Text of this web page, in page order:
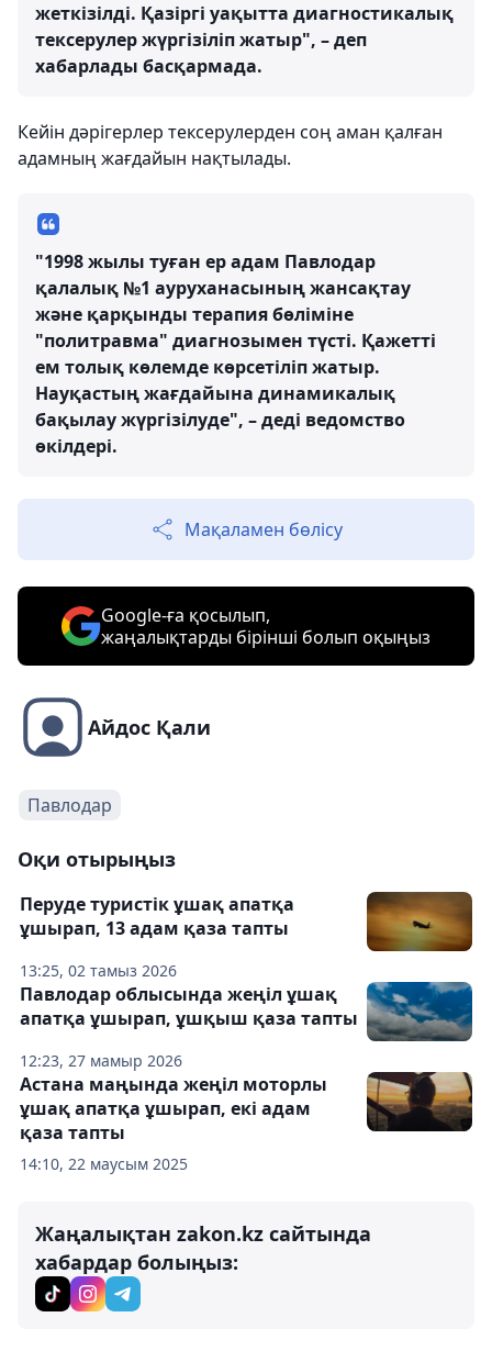
жеткізілді. Қазіргі уақытта диагностикалық
тексерулер жүргізіліп жатыр", – деп
хабарлады басқармада.
Кейін дәрігерлер тексерулерден соң аман қалған
адамның жағдайын нақтылады.
"1998 жылы туған ер адам Павлодар
қалалық №1 ауруханасының жансақтау
және қарқынды терапия бөліміне
"политравма" диагнозымен түсті. Қажетті
ем толық көлемде көрсетіліп жатыр.
Науқастың жағдайына динамикалық
бақылау жүргізілуде", – деді ведомство
өкілдері.
Мақаламен бөлісу
Google-ға қосылып,
жаңалықтарды бірінші болып оқыңыз
Айдос Қали
Павлодар
Оқи отырыңыз
13:25, 02 тамыз 2026
Перуде туристік ұшақ апатқа
ұшырап, 13 адам қаза тапты
12:23, 27 мамыр 2026
Павлодар облысында жеңіл ұшақ
апатқа ұшырап, ұшқыш қаза тапты
14:10, 22 маусым 2025
Астана маңында жеңіл моторлы
ұшақ апатқа ұшырап, екі адам
қаза тапты
Жаңалықтан zakon.kz сайтында
хабардар болыңыз: